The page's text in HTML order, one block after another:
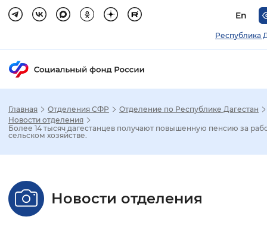
En
Республика
Стандартный Увеличенный
Главная Отделения СФР
Отделение по Республике Дагестан
Новости отделения
Более 14 тысяч дагестанцев получают повышенную пенсию за
сельском хозяйстве.
Новости отделения